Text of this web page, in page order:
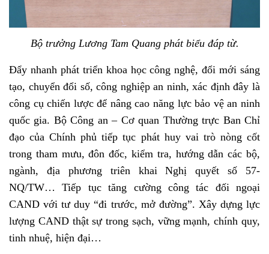
Bộ trưởng Lương Tam Quang phát biểu đáp từ.
Đẩy nhanh phát triển khoa học công nghệ, đổi mới sáng
tạo, chuyển đổi số, công nghiệp an ninh, xác định đây là
công cụ chiến lược để nâng cao năng lực bảo vệ an ninh
quốc gia. Bộ Công an – Cơ quan Thường trực Ban Chỉ
đạo của Chính phủ tiếp tục phát huy vai trò nòng cốt
trong tham mưu, đôn đốc, kiểm tra, hướng dẫn các bộ,
ngành, địa phương triên khai Nghị quyết số 57-
NQ/TW… Tiếp tục tăng cường công tác đối ngoại
CAND với tư duy “đi trước, mở đường”. Xây dựng lực
lượng CAND thật sự trong sạch, vững mạnh, chính quy,
tinh nhuệ, hiện đại…